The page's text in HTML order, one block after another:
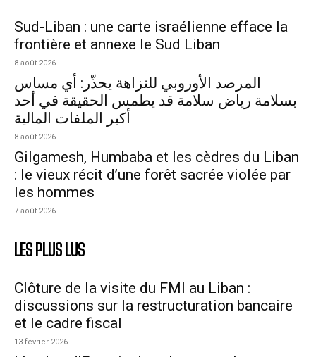
Sud-Liban : une carte israélienne efface la
frontière et annexe le Sud Liban
8 août 2026
المرصد الأوروبي للنزاهة يحذّر: أي مساس
بسلامة رياض سلامة قد يطمس الحقيقة في أحد
أكبر الملفات المالية
8 août 2026
Gilgamesh, Humbaba et les cèdres du Liban
: le vieux récit d’une forêt sacrée violée par
les hommes
7 août 2026
LES PLUS LUS
Clôture de la visite du FMI au Liban :
discussions sur la restructuration bancaire
et le cadre fiscal
13 février 2026